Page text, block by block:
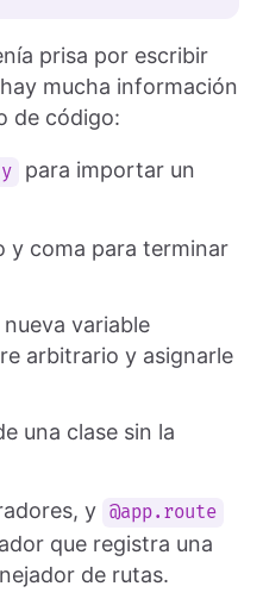
prisa por escribir
mucha información
de código:
para importar un
y coma para terminar
variable
arbitrario y asignarle
una clase sin la
y @app.route
que registra una
de rutas.